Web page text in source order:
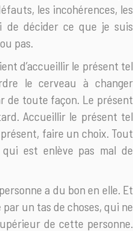
les incohérences, les
de décider ce que je suis
pas.
d’accueillir le présent tel
le cerveau à changer
de toute façon. Le présent
Accueillir le présent tel
faire un choix. Tout
qui est enlève pas mal de
a du bon en elle. Et
un tas de choses, qui ne
de cette personne.